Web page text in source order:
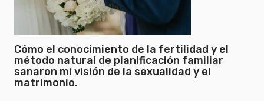
Cómo el conocimiento de la fertilidad y el
método natural de planificación familiar
sanaron mi visión de la sexualidad y el
matrimonio.